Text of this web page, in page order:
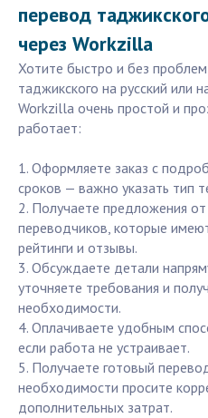
перевод
через Workzilla
Хотите быстро и без проблем
таджикского на русский или
Workzilla очень простой и
работает:
1. Оформляете заказ с
сроков — важно указать тип
2. Получаете предложения
переводчиков, которые
рейтинги и отзывы.
3. Обсуждаете детали
уточняете требования и
необходимости.
4. Оплачиваете удобным
если работа не устраивает.
5. Получаете готовый
необходимости просите
дополнительных затрат.